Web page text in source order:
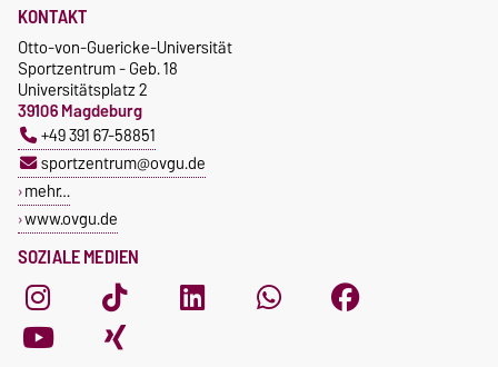
SOZIALE MEDIEN
KONTAKT
Otto-von-Guericke-Universität
Sportzentrum - Geb. 18
Universitätsplatz 2
39106 Magdeburg
+49 391 67-58851
sportzentrum@ovgu.de
mehr…
www.ovgu.de